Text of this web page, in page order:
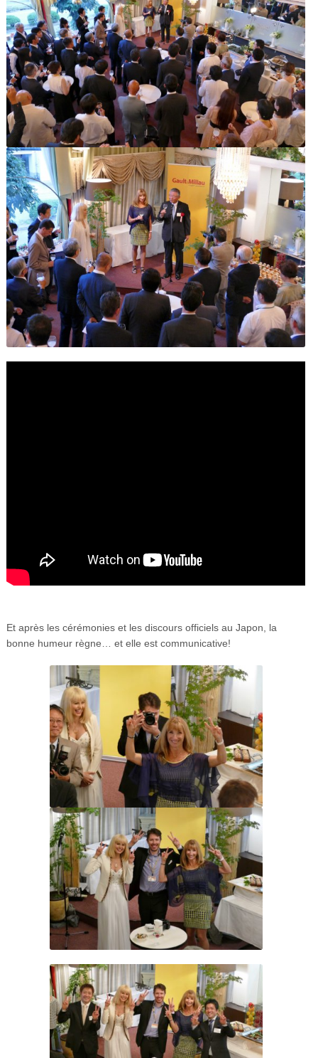
Et après les cérémonies et les discours officiels au Japon, la
bonne humeur règne… et elle est communicative!